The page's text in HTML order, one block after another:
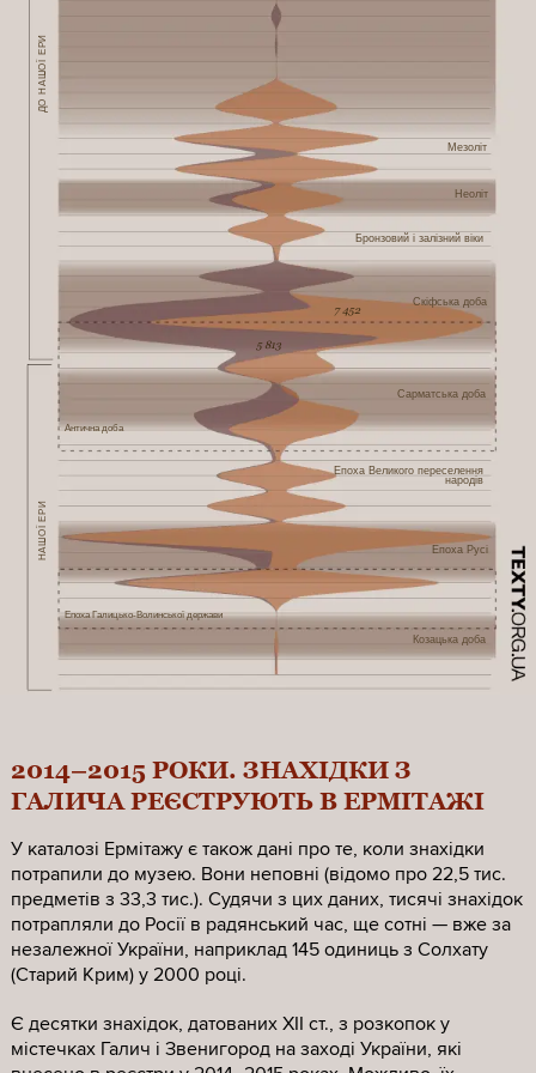
онлайн-каталозі Ермітажу можна простежити часто.
Точки на карті
Щоб показати, де саме на території України було
знайдено скарби та артефакти і звідки їх вивезли, ми
додали приблизні геодані до кожної знахідки (з
точністю до кількох кілометрів, якщо вказано назву
населеного пункту, та кількох десятків кілометрів,
якщо вказано лише назву губернії чи повіту).
ДО НАШОЇ ЕРИ
Мезоліт
Неоліт
Бронзовий і залізний віки
Скіфська доба
7 452
5 813
Сарматська доба
Антична доба
Епоха Великого переселення
народів
НАШОЇ ЕРИ Епоха Русі
Епоха Галицько-Волинської держави
Козацька доба
2014–2015 РОКИ. ЗНАХІДКИ З
ГАЛИЧА РЕЄСТРУЮТЬ В ЕРМІТАЖІ
У каталозі Ермітажу є також дані про те, коли знахідки
потрапили до музею. Вони неповні (відомо про 22,5 тис.
предметів з 33,3 тис.). Судячи з цих даних, тисячі знахідок
потрапляли до Росії в радянський час, ще сотні — вже за
незалежної України, наприклад 145 одиниць з Солхату
(Старий Крим) у 2000 році.
Є десятки знахідок, датованих XII ст., з розкопок у
містечках Галич і Звенигород на заході України, які